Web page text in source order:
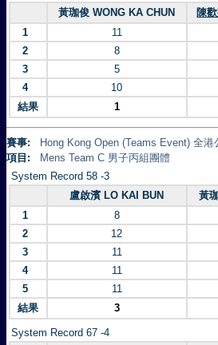
黃珈俊 WONG KA CHUN
陳
1
11
2
8
3
5
4
10
結果
1
賽事:
Hong Kong Open (Teams Event) 全
項目:
Mens Team C 男子丙組團體
System Record 58 -3
盧啟濱 LO KAI BUN
黃
1
8
2
12
3
11
4
11
5
11
結果
3
System Record 67 -4